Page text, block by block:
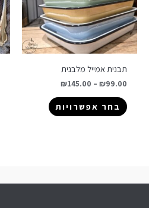
תבנית אמייל מלבנית
₪99.00
–
₪145.00
בחר אפשרויות